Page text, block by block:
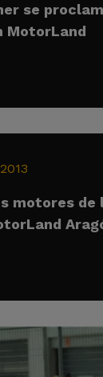
se
MotorLand
motores de